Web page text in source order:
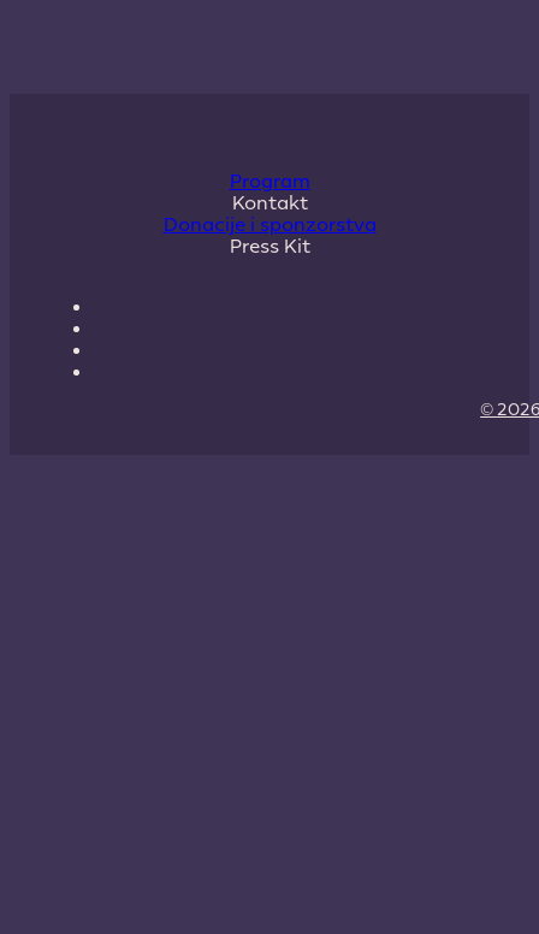
Program
Kontakt
Donacije i sponzorstva
Press Kit
©